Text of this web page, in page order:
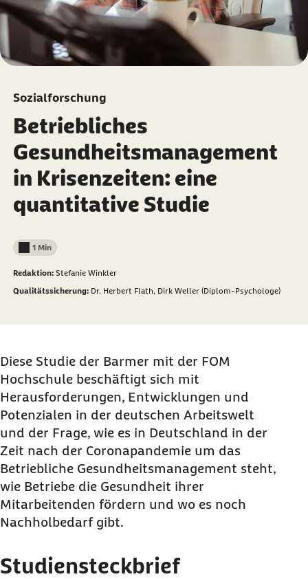
Sozialforschung
Betriebliches
Gesundheitsmanagement
in Krisenzeiten: eine
quantitative Studie
Lesedauer weniger als
1 Min
Redaktion: Stefanie Winkler
Qualitätssicherung: Dr. Herbert Flath, Dirk Weller (Diplom-Psychologe)
Diese Studie der Barmer mit der FOM
Hochschule beschäftigt sich mit
Herausforderungen, Entwicklungen und
Potenzialen in der deutschen Arbeitswelt
und der Frage, wie es in Deutschland in der
Zeit nach der Coronapandemie um das
Betriebliche Gesundheitsmanagement steht,
wie Betriebe die Gesundheit ihrer
Mitarbeitenden fördern und wo es noch
Nachholbedarf gibt.
Studiensteckbrief